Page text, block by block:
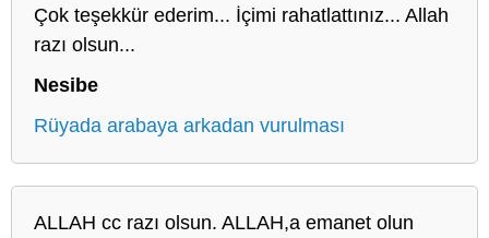
Çok teşekkür ederim... İçimi rahatlattınız... Allah
razı olsun...
Nesibe
Rüyada arabaya arkadan vurulması
ALLAH cc razı olsun. ALLAH,a emanet olun